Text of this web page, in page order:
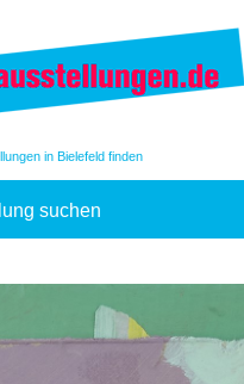
in Bielefeld finden
suchen